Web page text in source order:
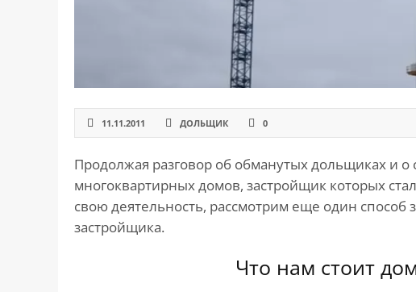
г. Москва, ст. м. «Марксистская», ул.
Марксистская, д. 3, стр. 1
kmsud@yandex.ru
+7 (495) 642-27-02
+7 (936) 281-45-11
+7 (901) 511-80-52
11.11.2011 ДОЛЬЩИК 0
Продолжая разговор об обманутых дольщиках и о
многоквартирных домов, застройщик которых
свою деятельность, рассмотрим еще один способ
застройщика.
Что нам стоит